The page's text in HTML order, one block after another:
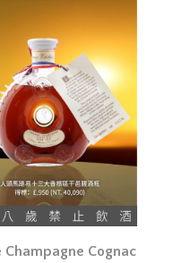
Champagne Cognac